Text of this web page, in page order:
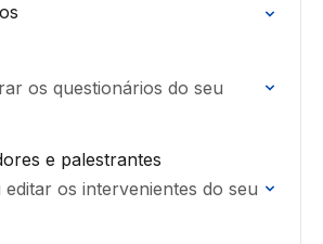
os questionários do seu
e palestrantes
os intervenientes do seu